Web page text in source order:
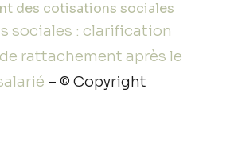
des cotisations sociales
sociales : clarification
rattachement après le
– © Copyright